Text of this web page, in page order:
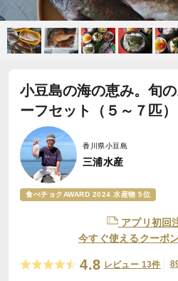
小豆島の海の恵み。旬
ーフセット（５～７匹）
香川県小豆島
三浦水産
食べチョクAWARD 2024 水産物 5位
アプリ初回
今すぐ使えるクーポ
4.8 レビュー 13件